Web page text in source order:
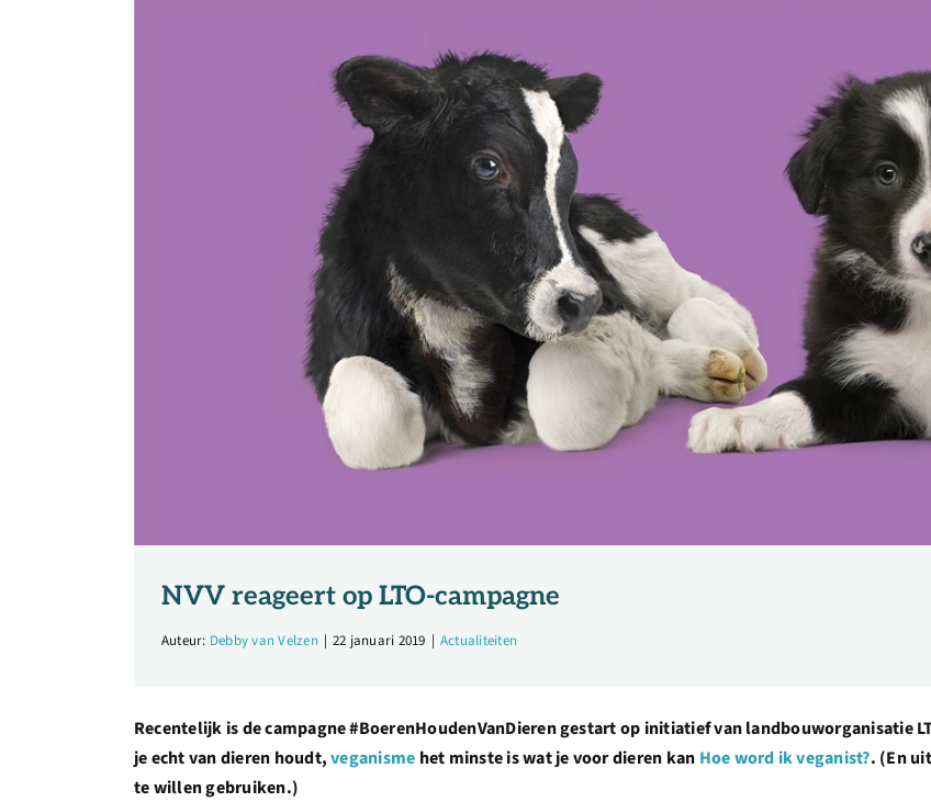
NVV reageert op LTO-campagne
Auteur: Debby van Velzen | 22 januari 2019 | Actualiteiten
Recentelijk is de campagne #BoerenHoudenVanDieren gestart op initiatief van landbouworganisatie
je echt van dieren houdt,veganisme het minste is wat je voor dieren kan Hoe word ik veganist?. (En
te willen gebruiken.)